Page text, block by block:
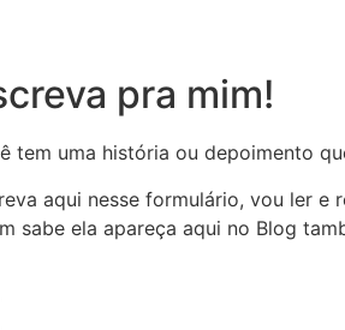
pra mim!
tem uma história ou depoimento
aqui nesse formulário, vou ler e
sabe ela apareça aqui no Blog